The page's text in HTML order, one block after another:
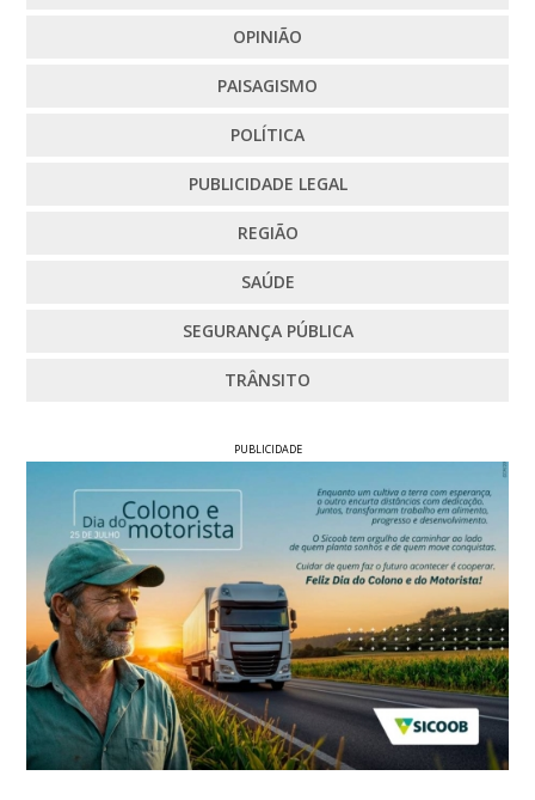
OPINIÃO
PAISAGISMO
POLÍTICA
PUBLICIDADE LEGAL
REGIÃO
SAÚDE
SEGURANÇA PÚBLICA
TRÂNSITO
PUBLICIDADE